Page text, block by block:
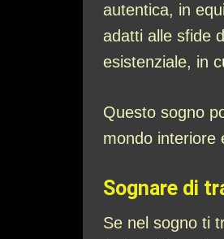
autentica, in
adatti alle sfide
esistenziale, in
Questo sogno
mondo interiore
Sognare di
Se nel sogno ti